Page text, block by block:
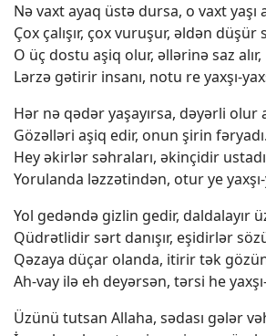
Nə vaxt ayaq üstə dursa, o vaxt yaşı
Çox çalışır, çox vuruşur, əldən düşür
O üç dostu aşiq olur, əllərinə saz alır,
Lərzə gətirir insanı, notu re yaxşı-
Hər nə qədər yaşayırsa, dəyərli olur
Gözəlləri aşiq edir, onun şirin fəryadı.
Hey əkirlər səhraları, əkinçidir
Yorulanda ləzzətindən, otur ye yaxşı-
Yol gedəndə gizlin gedir, daldalayır
Qüdrətlidir sərt danışır, eşidirlər
Qəzaya düçar olanda, itirir tək
Ah-vay ilə eh deyərsən, tərsi he
Üzünü tutsan Allaha, sədası gələr